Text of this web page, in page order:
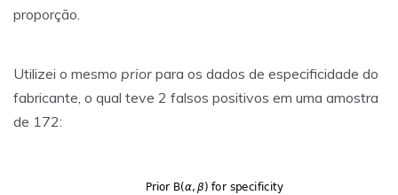
proporção.
Utilizei o mesmo prior para os dados de especificidade do
fabricante, o qual teve 2 falsos positivos em uma amostra
de 172: